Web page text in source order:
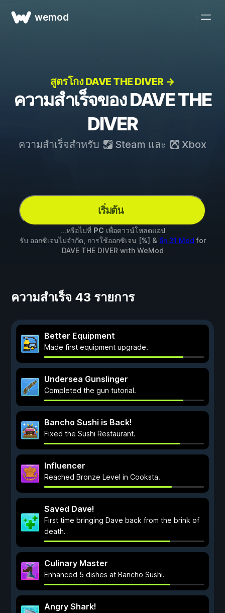
wemod
สูตรโกง DAVE THE DIVER →
ความสำเร็จของ DAVE THE
DIVER
ความสำเร็จสำหรับ Steam และ Xbox
เริ่มต้น
...หรือไปที่ PC เพื่อดาวน์โหลดแอป
รับ ออกซิเจนไม่จำกัด, การใช้ออกซิเจน [%] & อีก 31 Mod for
DAVE THE DIVER with WeMod
ความสำเร็จ 43 รายการ
Better Equipment
Made first equipment upgrade.
Undersea Gunslinger
Completed the gun tutorial.
Bancho Sushi is Back!
Fixed the Sushi Restaurant.
Influencer
Reached Bronze Level in Cooksta.
Saved Dave!
First time bringing Dave back from the brink of
death.
Culinary Master
Enhanced 5 dishes at Bancho Sushi.
Angry Shark!